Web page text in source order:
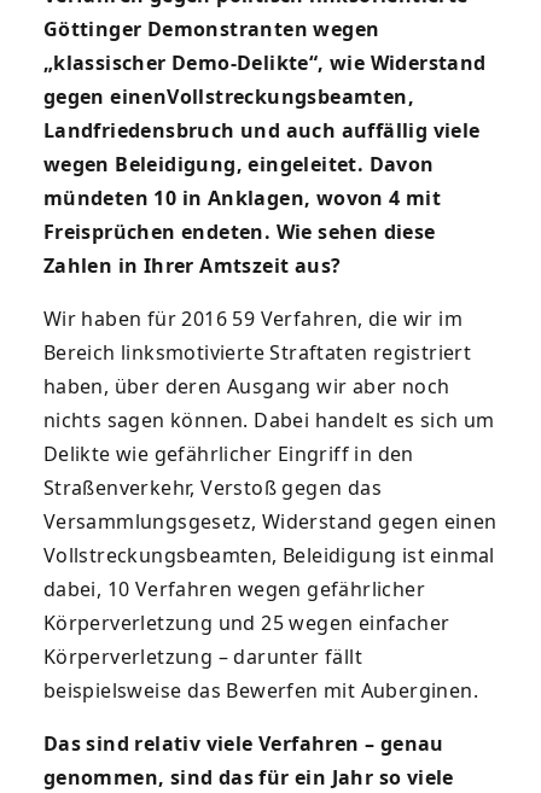
Göttinger Demonstranten wegen
„klassischer Demo-Delikte“, wie Widerstand
gegen einenVollstreckungsbeamten,
Landfriedensbruch und auch auffällig viele
wegen Beleidigung, eingeleitet. Davon
mündeten 10 in Anklagen, wovon 4 mit
Freisprüchen endeten. Wie sehen diese
Zahlen in Ihrer Amtszeit aus?
Wir haben für 2016 59 Verfahren, die wir im
Bereich linksmotivierte Straftaten registriert
haben, über deren Ausgang wir aber noch
nichts sagen können. Dabei handelt es sich um
Delikte wie gefährlicher Eingriff in den
Straßenverkehr, Verstoß gegen das
Versammlungsgesetz, Widerstand gegen einen
Vollstreckungsbeamten, Beleidigung ist einmal
dabei, 10 Verfahren wegen gefährlicher
Körperverletzung und 25 wegen einfacher
Körperverletzung – darunter fällt
beispielsweise das Bewerfen mit Auberginen.
Das sind relativ viele Verfahren – genau
genommen, sind das für ein Jahr so viele